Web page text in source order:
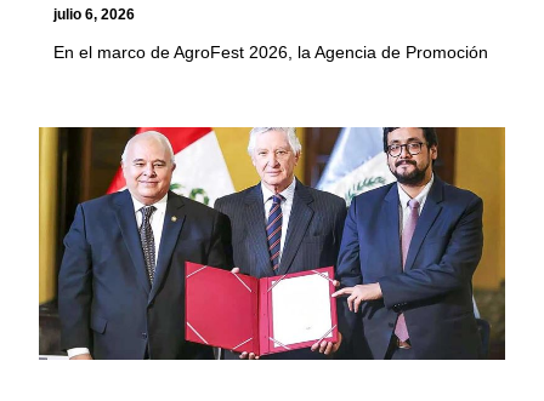
julio 6, 2026
En el marco de AgroFest 2026, la Agencia de Promoción